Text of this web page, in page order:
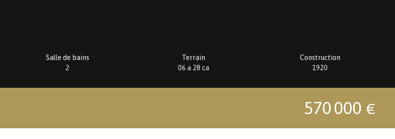
Salle de bains
2
Terrain
06 a 28 ca
Construction
1920
570 000 €